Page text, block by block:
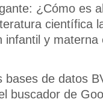
¿Cómo es
científica
y materna
bases de datos
buscador de